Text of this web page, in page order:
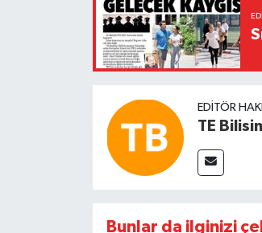
EDITÖR
TE
Bunlar da ilginizi